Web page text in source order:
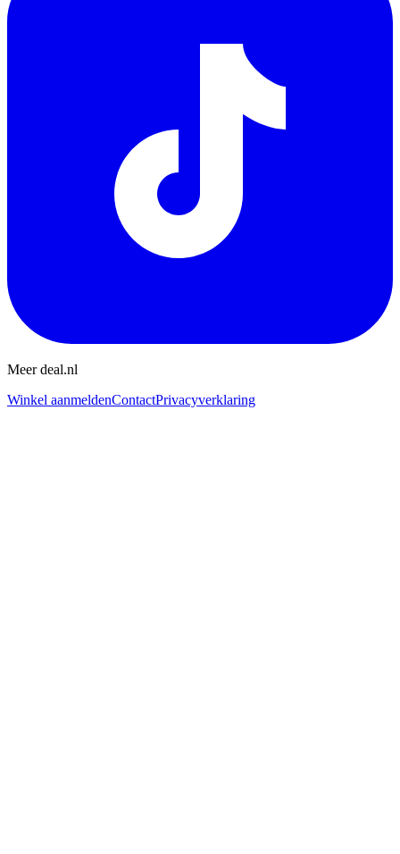
Meer deal.nl
Winkel aanmeldenContactPrivacyverklaring